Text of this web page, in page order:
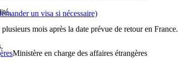
mois après la date prévue de retour en France.
un visa si nécessaire)
Ministère en charge des affaires étrangères